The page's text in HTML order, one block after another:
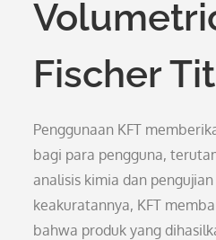
Fischer
Penggunaan KFT
bagi para pengguna,
analisis kimia dan
keakuratannya, KFT
bahwa produk yang